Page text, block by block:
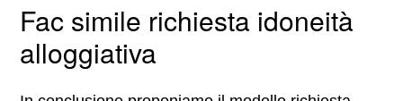
Fac simile richiesta idoneità
alloggiativa